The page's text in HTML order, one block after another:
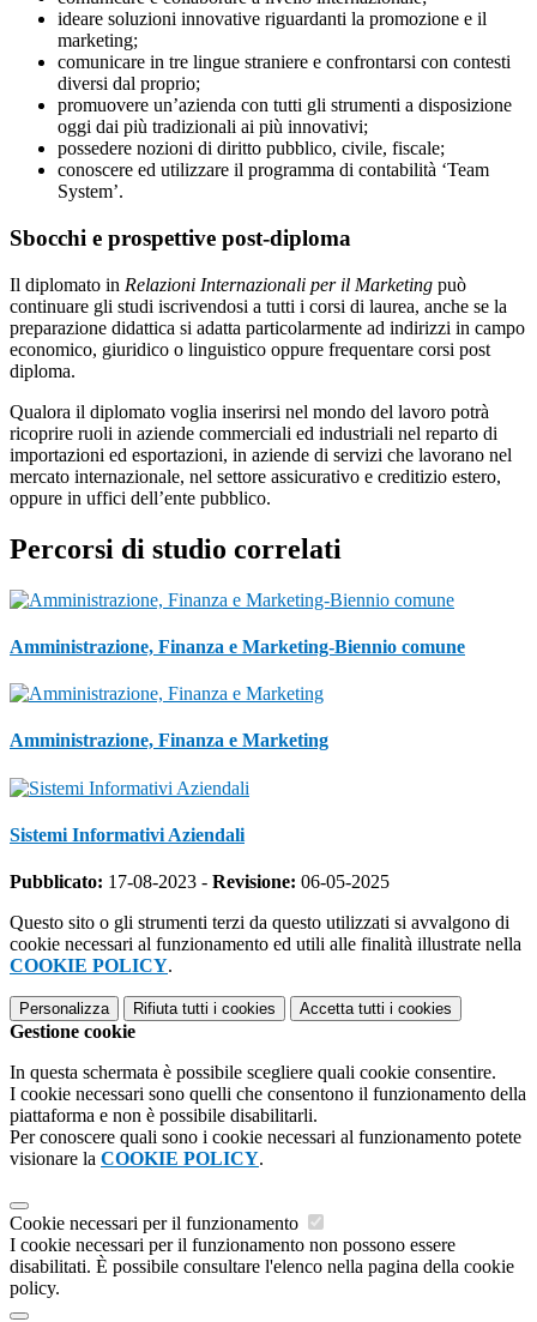
ideare soluzioni innovative riguardanti la promozione e il
marketing;
comunicare in tre lingue straniere e confrontarsi con contesti
diversi dal proprio;
promuovere un’azienda con tutti gli strumenti a disposizione
oggi dai più tradizionali ai più innovativi;
possedere nozioni di diritto pubblico, civile, fiscale;
conoscere ed utilizzare il programma di contabilità ‘Team
System’.
Sbocchi e prospettive post-diploma
Il diplomato in Relazioni Internazionali per il Marketing può
continuare gli studi iscrivendosi a tutti i corsi di laurea, anche se la
preparazione didattica si adatta particolarmente ad indirizzi in campo
economico, giuridico o linguistico oppure frequentare corsi post
diploma.
Qualora il diplomato voglia inserirsi nel mondo del lavoro potrà
ricoprire ruoli in aziende commerciali ed industriali nel reparto di
importazioni ed esportazioni, in aziende di servizi che lavorano nel
mercato internazionale, nel settore assicurativo e creditizio estero,
oppure in uffici dell’ente pubblico.
Percorsi di studio correlati
Amministrazione, Finanza e Marketing-Biennio comune
Amministrazione, Finanza e Marketing
Sistemi Informativi Aziendali
Pubblicato: 17-08-2023 - Revisione: 06-05-2025
Questo sito o gli strumenti terzi da questo utilizzati si avvalgono di
cookie necessari al funzionamento ed utili alle finalità illustrate nella
COOKIE POLICY.
Personalizza Rifiuta tutti i cookies Accetta tutti i cookies
Gestione cookie
In questa schermata è possibile scegliere quali cookie consentire.
I cookie necessari sono quelli che consentono il funzionamento della
piattaforma e non è possibile disabilitarli.
Per conoscere quali sono i cookie necessari al funzionamento potete
visionare la COOKIE POLICY.
Cookie necessari per il funzionamento
I cookie necessari per il funzionamento non possono essere
disabilitati. È possibile consultare l'elenco nella pagina della cookie
policy.